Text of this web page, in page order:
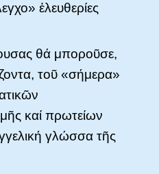
ἐλευθερίες
θά μποροῦσε,
τοῦ «σήμερα»
καί πρωτείων
γλώσσα τῆς